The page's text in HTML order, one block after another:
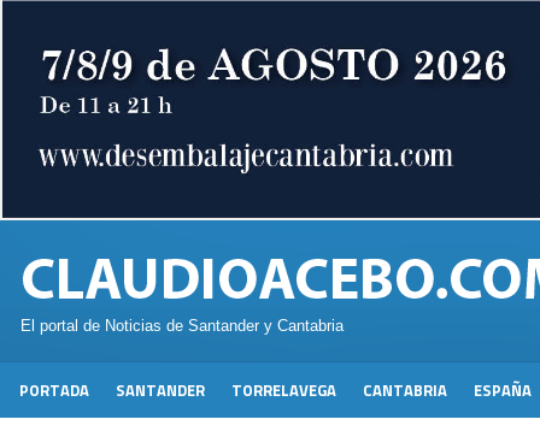
El portal de Noticias de Santander y Cantabria
PORTADA SANTANDER TORRELAVEGA CANTABRIA ESPAÑA